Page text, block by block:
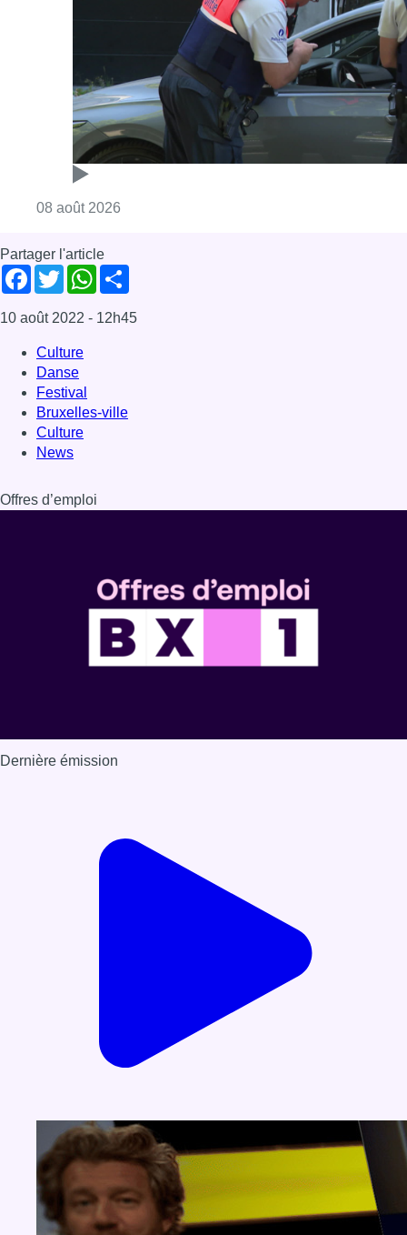
08 août 2026
Partager l'article
Facebook
TwitterWhatsApp
10 août 2022 - 12h45
Culture
Danse
Festival
Bruxelles-ville
Culture
News
Offres d’emploi
Dernière émission